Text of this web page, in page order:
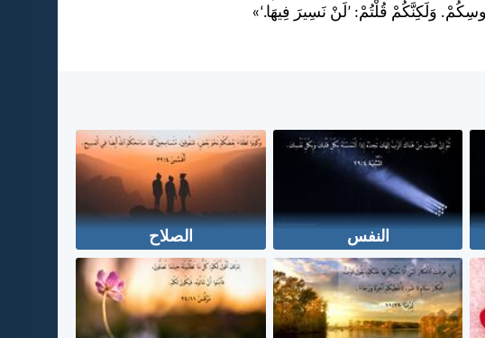
وَلَكِنَّكُمْ قُلْتُمْ: ’لَنْ نَسِيرَ فِيهَا.‘»
النفس الصلاح